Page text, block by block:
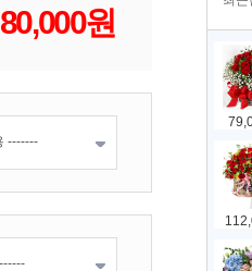
80,000원